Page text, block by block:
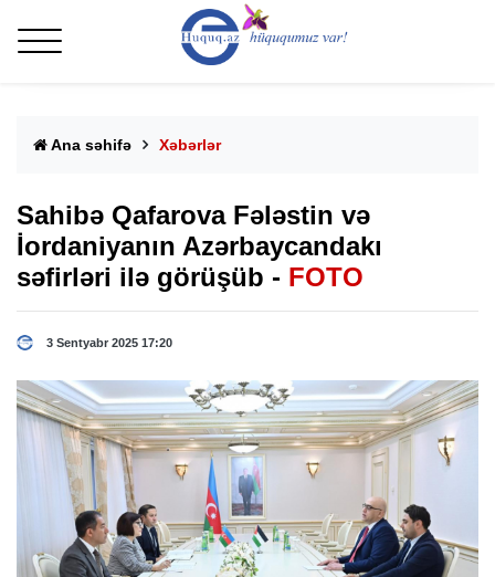
Ana səhifə Xəbərlər
Sahibə Qafarova Fələstin və
İordaniyanın Azərbaycandakı
səfirləri ilə görüşüb - FOTO
3 Sentyabr 2025 17:20